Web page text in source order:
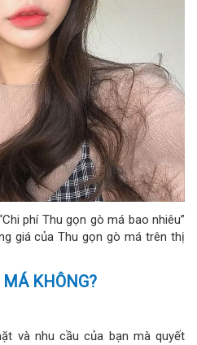
phí Thu gọn gò má bao nhiêu”
giá của Thu gọn gò má trên thị
KHÔNG?
và nhu cầu của bạn mà quyết